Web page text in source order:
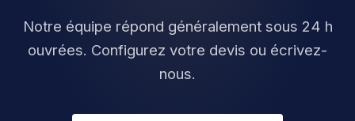
Notre équipe répond généralement sous 24 h
ouvrées. Configurez votre devis ou écrivez-
nous.